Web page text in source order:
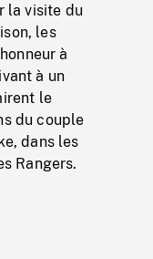
la visite du
les
à
à un
le
du couple
dans les
Rangers.